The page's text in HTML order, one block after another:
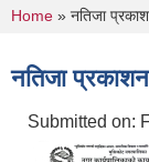
You are
Home » नतिजा
नतिजा
Submitted on: